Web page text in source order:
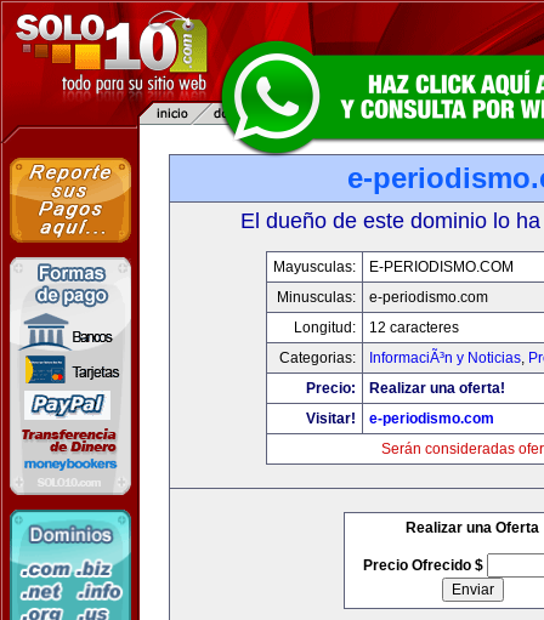
e-
El dueño de este dominio lo
Mayusculas:
E-PERIODISMO.COM
Minusculas:
e-periodismo.com
Longitud:
12 caracteres
Categorias:
InformaciÃ³n y Noticias,
Precio:
Realizar una oferta!
Visitar!
e-periodismo.com
Serán consideradas
Realizar una Oferta
Precio Ofrecido $